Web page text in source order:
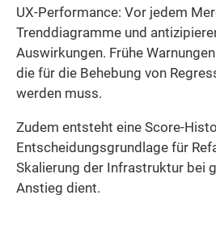
UX-Performance: Vor jedem
Trenddiagramme und
Auswirkungen. Frühe
die für die Behebung von
werden muss.
Zudem entsteht eine Score-
Entscheidungsgrundlage für
Skalierung der Infrastruktur bei
Anstieg dient.